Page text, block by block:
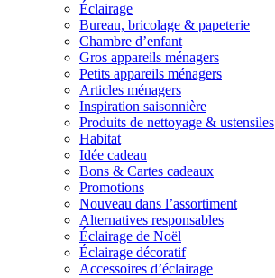
Éclairage
Bureau, bricolage & papeterie
Chambre d’enfant
Gros appareils ménagers
Petits appareils ménagers
Articles ménagers
Inspiration saisonnière
Produits de nettoyage & ustensiles
Habitat
Idée cadeau
Bons & Cartes cadeaux
Promotions
Nouveau dans l’assortiment
Alternatives responsables
Éclairage de Noël
Éclairage décoratif
Accessoires d’éclairage